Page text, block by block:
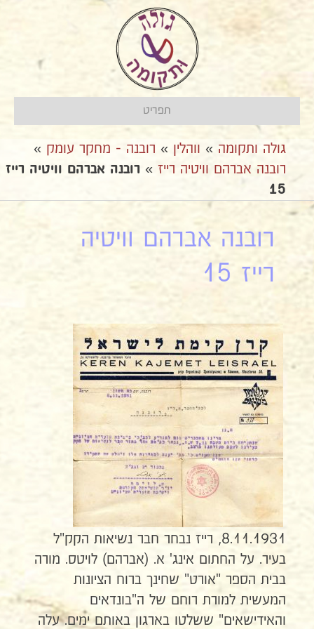
תפריט
גולה ותקומה » ווהלין » רובנה - מחקר עומק »
רובנה אברהם וויטיה רייז » רובנה אברהם וויטיה רייז
15
רובנה אברהם וויטיה
רייז 15
8.11.1931, רייז נבחר חבר נשיאות הקק"ל
בעיר. על החתום אינג' א. (אברהם) לויטס. מורה
בבית הספר "אורט" שחינך ברוח הציונות
המעשית למורת רוחם של ה"בונדאים
והאידישאים" ששלטו בארגון באותם ימים. עלה